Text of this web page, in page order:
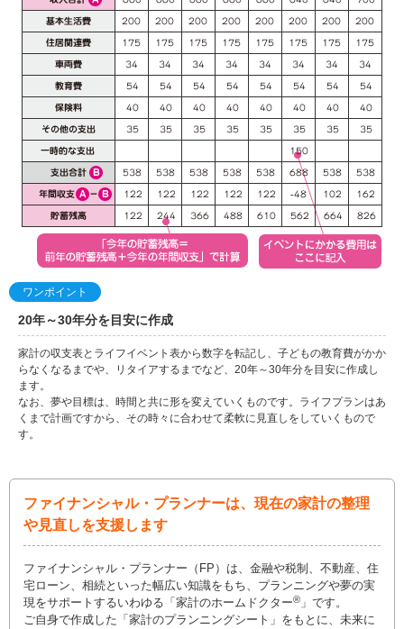
ワンポイント
20年～30年分を目安に作成
家計の収支表とライフイベント表から数字を転記し、子どもの教育費がかか
らなくなるまでや、リタイアするまでなど、20年～30年分を目安に作成し
ます。
なお、夢や目標は、時間と共に形を変えていくものです。ライフプランはあ
くまで計画ですから、その時々に合わせて柔軟に見直しをしていくもので
す。
ファイナンシャル・プランナーは、現在の家計の整理
や見直しを支援します
ファイナンシャル・プランナー（FP）は、金融や税制、不動産、住
宅ローン、相続といった幅広い知識をもち、プランニングや夢の実
現をサポートするいわゆる「家計のホームドクター® 」です。
ご自身で作成した「家計のプランニングシート」をもとに、未来に